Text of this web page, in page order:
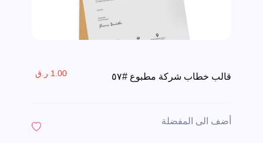
قالب خطاب شركة مطبوع #٥٧ 1.00 ر.ق
أضف الى المفضلة